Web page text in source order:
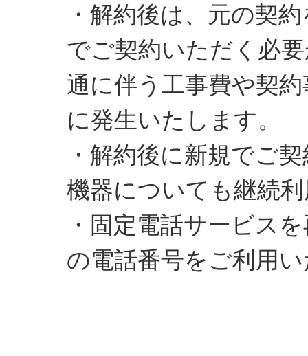
・解約後は、元の契
でご契約いただく必
通に伴う工事費や契
に発生いたします。
・解約後に新規でご
機器についても継続
・固定電話サービス
の電話番号をご利用